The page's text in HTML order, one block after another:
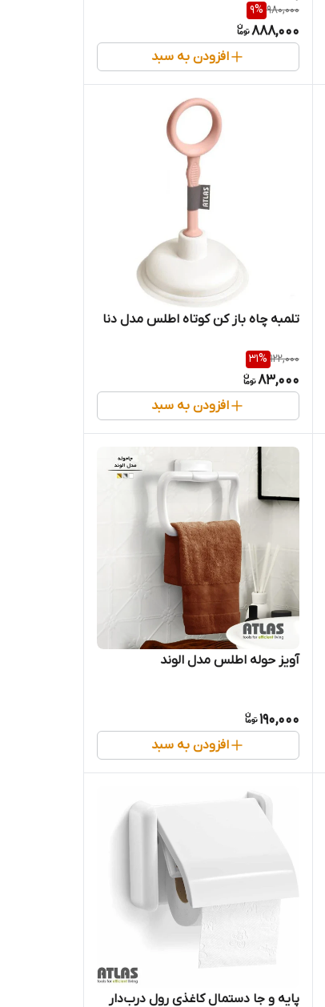
980,000
9%
888,000
افزودن به سبد
تلمبه چاه باز کن کوتاه اطلس مدل دنا
122,000
31%
83,000
افزودن به سبد
آویز حوله اطلس مدل الوند
190,000
افزودن به سبد
پایه و جا دستمال کاغذی رول درب‌دار